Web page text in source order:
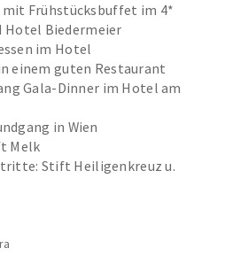
mit Frühstücksbuffet im 4*
Hotel Biedermeier
im Hotel
einem guten Restaurant
Gala-Dinner im Hotel am
in Wien
Melk
Stift Heiligenkreuz u.